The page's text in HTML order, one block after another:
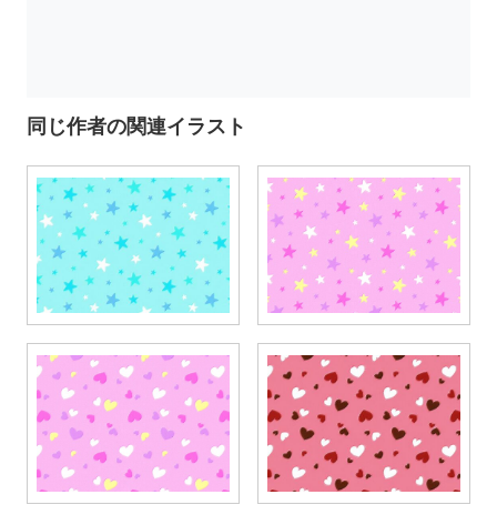
同じ作者の関連イラスト